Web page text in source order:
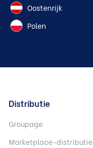
Oostenrijk
Polen
Distributie
Groupage
Marketplace-distributie